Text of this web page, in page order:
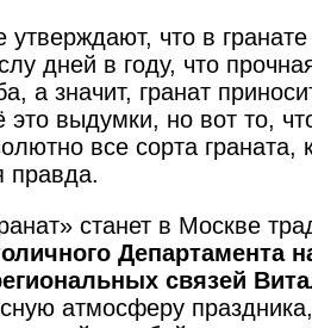
утверждают, что в
дней в году, что
а значит, гранат
это выдумки, но вот то,
все сорта граната,
правда.
станет в Москве
Департамента
связей
атмосферу